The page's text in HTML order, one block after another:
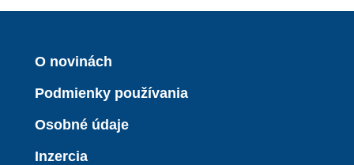
O novinách
Podmienky používania
Osobné údaje
Inzercia